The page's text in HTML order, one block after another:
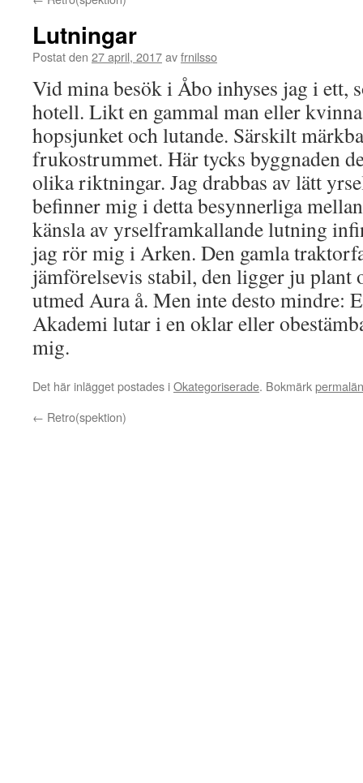
Lutningar
Postat den 27 april, 2017avfrnilsso
Vid mina besök i Åbo inhyses jag i ett,
hotell. Likt en gammal man eller
hopsjunket och lutande. Särskilt
frukostrummet. Här tycks byggnaden
olika riktningar. Jag drabbas av lätt
befinner mig i detta besynnerliga
känsla av yrselframkallande lutning
jag rör mig i Arken. Den gamla
jämförelsevis stabil, den ligger ju
utmed Aura å. Men inte desto mindre:
Akademi lutar i en oklar eller
mig.
Det här inlägget postades iOkategoriserade. Bokmärk
← Retro(spektion)